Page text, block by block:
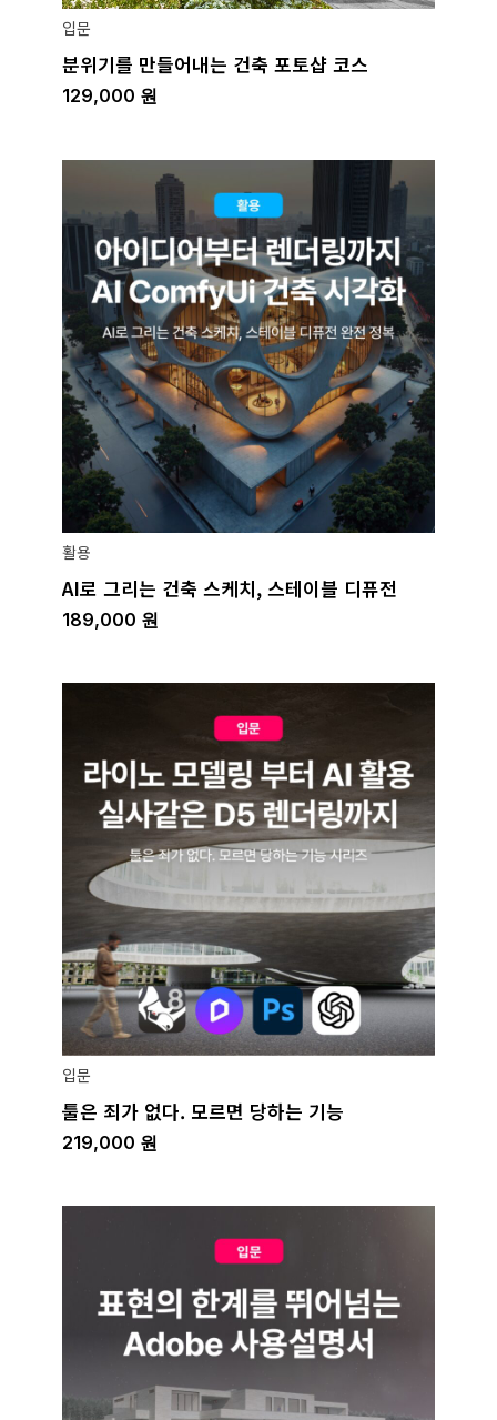
입문
분위기를 만들어내는 건축 포토샵 코스
129,000 원
활용
AI로 그리는 건축 스케치, 스테이블 디퓨전
189,000 원
입문
툴은 죄가 없다. 모르면 당하는 기능
219,000 원